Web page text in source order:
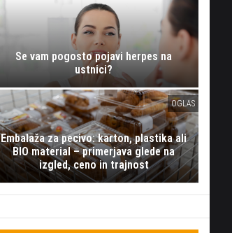
Se vam pogosto pojavi herpes na
ustnici?
OGLAS
Embalaža za pecivo: karton, plastika ali
BIO material – primerjava glede na
izgled, ceno in trajnost